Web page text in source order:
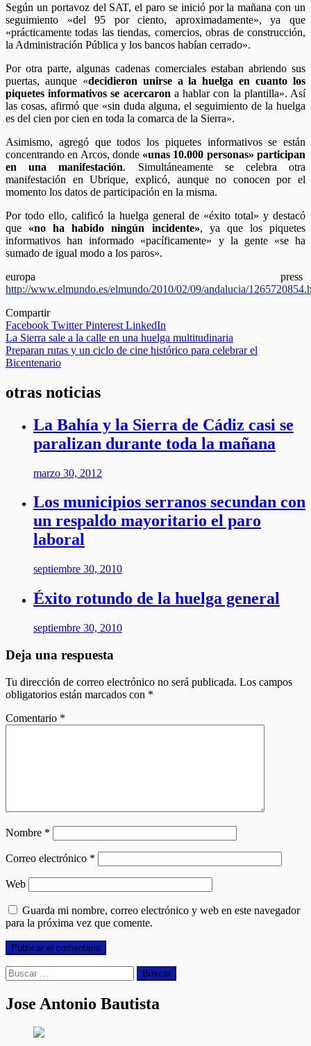
Según un portavoz del SAT, el paro se inició por la mañana con un
seguimiento «del 95 por ciento, aproximadamente», ya que
«prácticamente todas las tiendas, comercios, obras de construcción,
la Administración Pública y los bancos habían cerrado».
Por otra parte, algunas cadenas comerciales estaban abriendo sus
puertas, aunque «decidieron unirse a la huelga en cuanto los
piquetes informativos se acercaron a hablar con la plantilla». Así
las cosas, afirmó que «sin duda alguna, el seguimiento de la huelga
es del cien por cien en toda la comarca de la Sierra».
Asimismo, agregó que todos los piquetes informativos se están
concentrando en Arcos, donde «unas 10.000 personas» participan
en una manifestación. Simultáneamente se celebra otra
manifestación en Ubrique, explicó, aunque no conocen por el
momento los datos de participación en la misma.
Por todo ello, calificó la huelga general de «éxito total» y destacó
que «no ha habido ningún incidente», ya que los piquetes
informativos han informado «pacíficamente» y la gente «se ha
sumado de igual modo a los paros».
europa press
http://www.elmundo.es/elmundo/2010/02/09/andalucia/
Compartir
Facebook TwitterPinterest LinkedIn
Navegación
de
La Sierra sale a la calle en una huelga multitudinaria
Preparan rutas y un ciclo de cine histórico para celebrar el
Bicentenario
otras noticias
La Bahía y la Sierra de Cádiz casi se
paralizan durante toda la mañana
marzo 30, 2012
Los municipios serranos secundan con
un respaldo mayoritario el paro
laboral
septiembre 30, 2010
Éxito rotundo de la huelga general
septiembre 30, 2010
Deja una respuesta
Tu dirección de correo electrónico no será publicada. Los campos
obligatorios están marcados con *
Comentario *
Nombre *
Correo electrónico *
Web
Guarda mi nombre, correo electrónico y web en este navegador
para la próxima vez que comente.
Buscar:
Jose Antonio Bautista